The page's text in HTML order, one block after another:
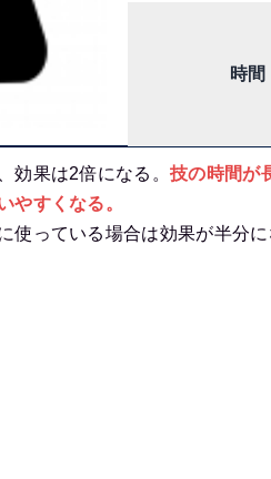
時間
効果は2倍になる。技の時間が
やすくなる。
使っている場合は効果が半分に